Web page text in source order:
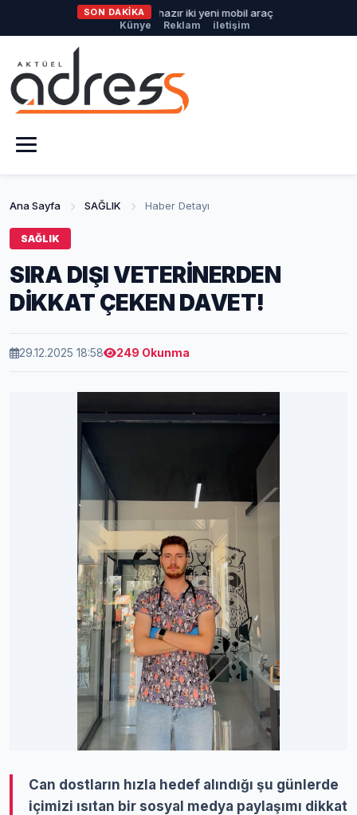
SON DAKİKA
Büyükşehir'den afetlere hazır iki yeni mobil araç
Künye Reklam iletişim
Ana Sayfa SAĞLIK Haber Detayı
SAĞLIK
SIRA DIŞI VETERİNERDEN
DİKKAT ÇEKEN DAVET!
29.12.2025 18:58 249 Okunma
Can dostların hızla hedef alındığı şu günlerde
içimizi ısıtan bir sosyal medya paylaşımı dikkat